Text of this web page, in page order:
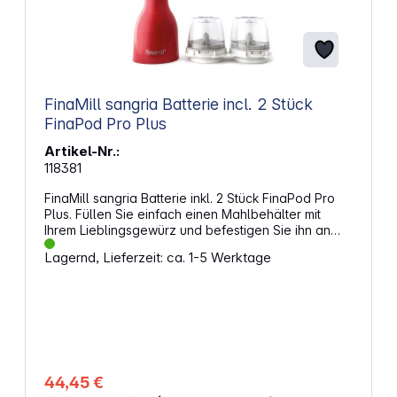
FinaMill sangria Batterie incl. 2 Stück
FinaPod Pro Plus
Artikel-Nr.:
118381
FinaMill sangria Batterie inkl. 2 Stück FinaPod Pro
Plus. Füllen Sie einfach einen Mahlbehälter mit
Ihrem Lieblingsgewürz und befestigen Sie ihn an
der FinaMill. Halten Sie die FinaMill über Ihr Essen,
drücken Sie den Knopf, und ein LED-Licht
wenigen Klicks ausgetauscht werden. Sogar der
Mahlgrad ist einstellbar: Mahlen Sie getrocknete
Lagernd, Lieferzeit: ca. 1-5 Werktage
44,45 €